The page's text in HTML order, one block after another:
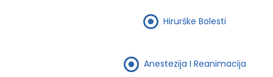
Hirurške Bolesti
Anestezija I Reanimacija